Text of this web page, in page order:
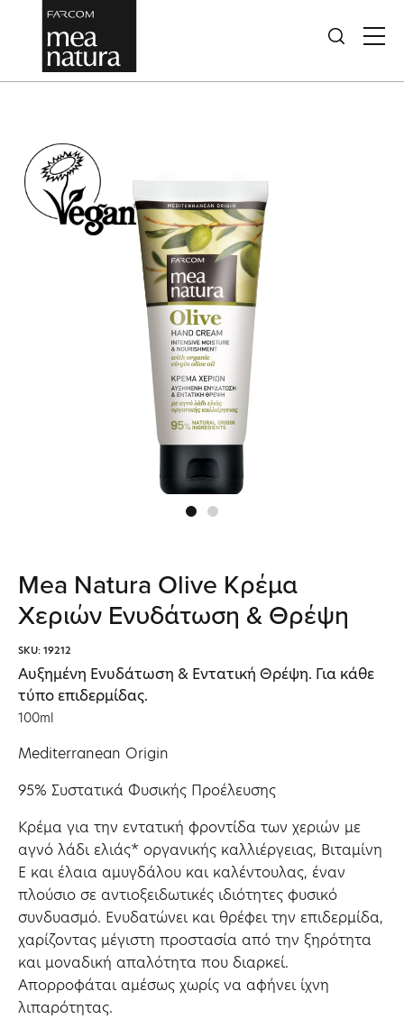
Mea Natura Olive Κρέμα
Χεριών Ενυδάτωση & Θρέψη
SKU: 19212
Αυξημένη Ενυδάτωση & Εντατική Θρέψη. Για κάθε
τύπο επιδερμίδας.
100ml
Mediterranean Origin
95% Συστατικά Φυσικής Προέλευσης
Kρέμα για την εντατική φροντίδα των χεριών με
αγνό λάδι ελιάς* οργανικής καλλιέργειας, Bιταμίνη
Ε και έλαια αμυγδάλου και καλέντουλας, έναν
πλούσιο σε αντιοξειδωτικές ιδιότητες φυσικό
συνδυασμό. Ενυδατώνει και θρέφει την επιδερμίδα,
χαρίζοντας μέγιστη προστασία από την ξηρότητα
και μοναδική απαλότητα που διαρκεί.
Απορροφάται αμέσως χωρίς να αφήνει ίχνη
λιπαρότητας.